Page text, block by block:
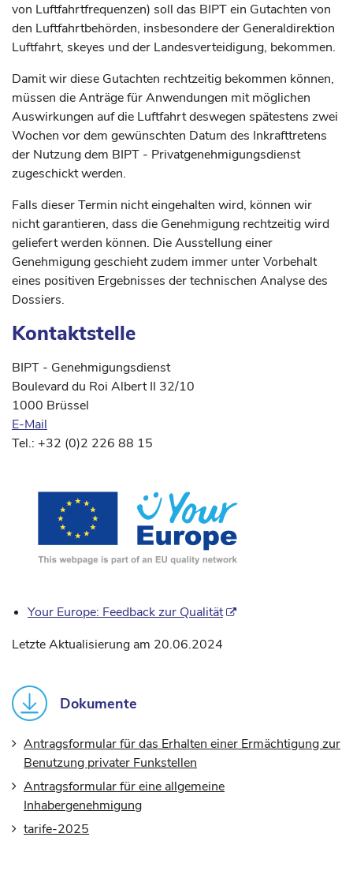
von Luftfahrtfrequenzen) soll das BIPT ein Gutachten von
den Luftfahrtbehörden, insbesondere der Generaldirektion
Luftfahrt, skeyes und der Landesverteidigung, bekommen.
Damit wir diese Gutachten rechtzeitig bekommen können,
müssen die Anträge für Anwendungen mit möglichen
Auswirkungen auf die Luftfahrt deswegen spätestens zwei
Wochen vor dem gewünschten Datum des Inkrafttretens
der Nutzung dem BIPT - Privatgenehmigungsdienst
zugeschickt werden.
Falls dieser Termin nicht eingehalten wird, können wir
nicht garantieren, dass die Genehmigung rechtzeitig wird
geliefert werden können. Die Ausstellung einer
Genehmigung geschieht zudem immer unter Vorbehalt
eines positiven Ergebnisses der technischen Analyse des
Dossiers.
Kontaktstelle
BIPT - Genehmigungsdienst
Boulevard du Roi Albert II 32/10
1000 Brüssel
E-Mail
Tel.: +32 (0)2 226 88 15
Your Europe: Feedback zur Qualität
Letzte Aktualisierung am 20.06.2024
Dokumente
Antragsformular für das Erhalten einer Ermächtigung zur
Benutzung privater Funkstellen
Antragsformular für eine allgemeine
Inhabergenehmigung
tarife-2025